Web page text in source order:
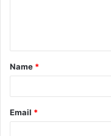
Name *
Email *